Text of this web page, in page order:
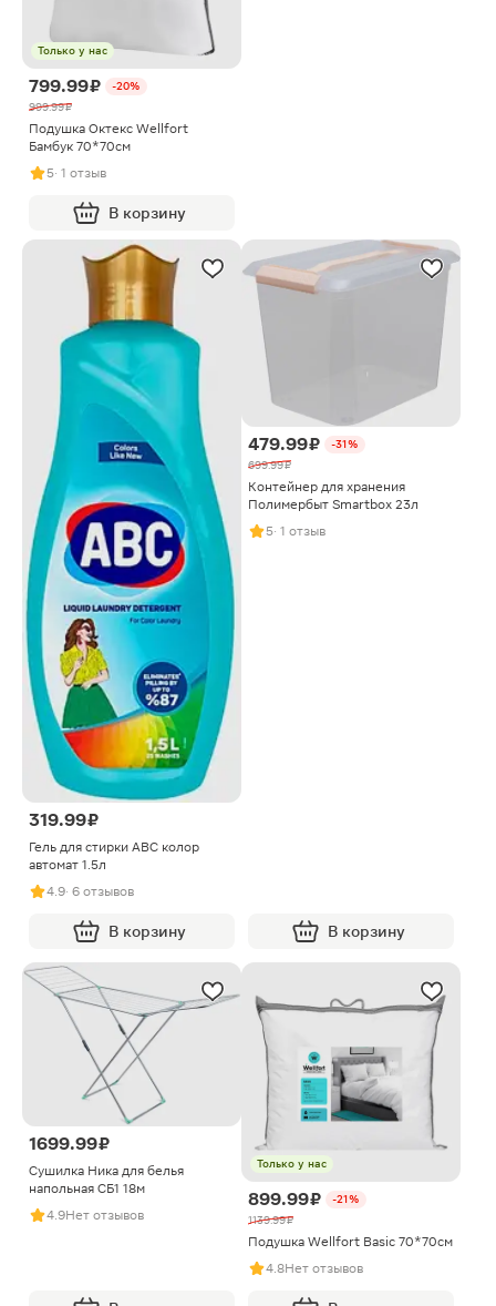
Только у нас
799.99 ₽
-20%
999.99 ₽
Подушка Октекс Wellfort
Бамбук 70*70см
5· 1 отзыв
В корзину
319.99 ₽
Гель для стирки ABC колор
автомат 1.5л
4.9· 6 отзывов
В корзину
479.99 ₽
-31%
699.99 ₽
Контейнер для хранения
Полимербыт Smartbox 23л
5· 1 отзыв
В корзину
1699.99 ₽
Сушилка Ника для белья
напольная СБ1 18м
4.9Нет отзывов
Только у нас
899.99 ₽
-21%
1139.99 ₽
Подушка Wellfort Basic 70*70см
4.8Нет отзывов